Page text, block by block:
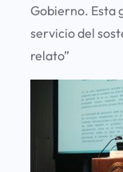
Gobierno. Esta
servicio del
relato”